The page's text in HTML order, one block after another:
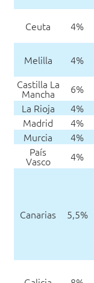
Ceuta
4%
Melilla
4%
Castilla La
Mancha 6%
La Rioja
4%
Madrid
4%
Murcia
4%
País
Vasco 4%
Canarias 5,5%